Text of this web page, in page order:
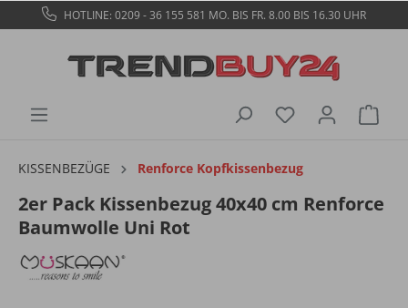
HOTLINE: 0209 - 36 155 581 MO. BIS FR. 8.00 BIS 16.30 UHR
KISSENBEZÜGE Renforce Kopfkissenbezug
2er Pack Kissenbezug 40x40 cm Renforce
Baumwolle Uni Rot